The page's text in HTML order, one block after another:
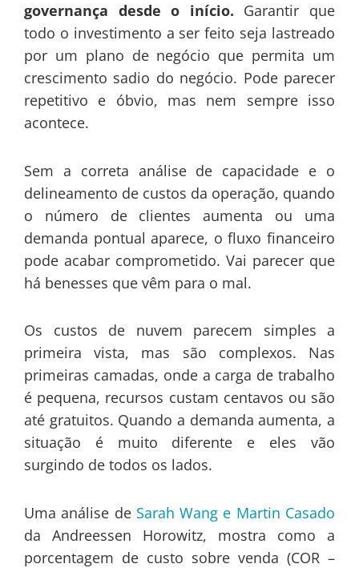
governança desde o início. Garantir que
todo o investimento a ser feito seja lastreado
por um plano de negócio que permita um
crescimento sadio do negócio. Pode parecer
repetitivo e óbvio, mas nem sempre isso
acontece.
Sem a correta análise de capacidade e o
delineamento de custos da operação, quando
o número de clientes aumenta ou uma
demanda pontual aparece, o fluxo financeiro
pode acabar comprometido. Vai parecer que
há benesses que vêm para o mal.
Os custos de nuvem parecem simples a
primeira vista, mas são complexos. Nas
primeiras camadas, onde a carga de trabalho
é pequena, recursos custam centavos ou são
até gratuitos. Quando a demanda aumenta, a
situação é muito diferente e eles vão
surgindo de todos os lados.
Uma análise de Sarah Wang e Martin Casado
da Andreessen Horowitz, mostra como a
porcentagem de custo sobre venda (COR –